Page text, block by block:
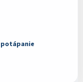
potápanie